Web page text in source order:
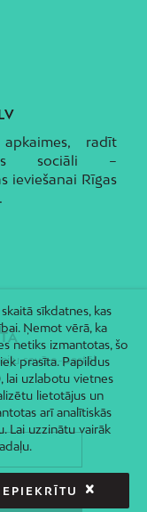
radīt
sociāli –
ieviešanai Rīgas
savā e-pastā!
sīkdatnes, kas
Ņemot vērā, ka
netiks izmantotas, šo
prasīta. Papildus
lai uzlabotu vietnes
lietotājus un
arī analītiskās
Lai uzzinātu vairāk